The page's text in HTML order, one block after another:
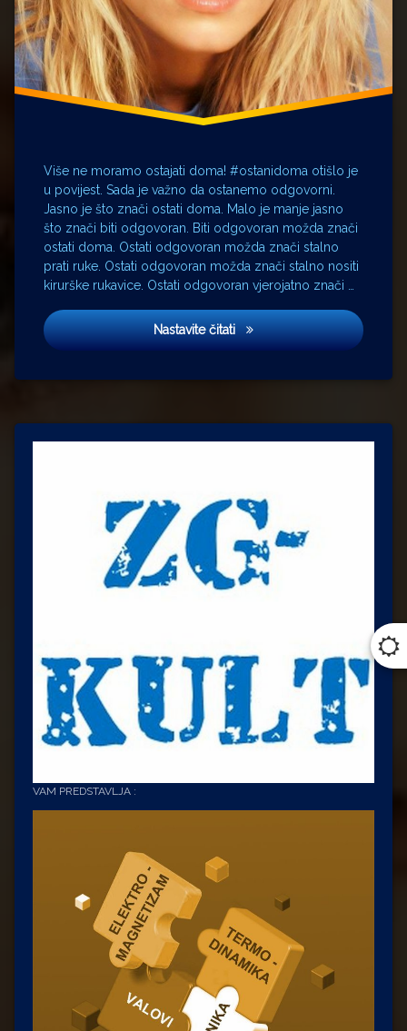
Više ne moramo ostajati doma! #ostanidoma otišlo je
u povijest. Sada je važno da ostanemo odgovorni.
Jasno je što znači ostati doma. Malo je manje jasno
što znači biti odgovoran. Biti odgovoran možda znači
ostati doma. Ostati odgovoran možda znači stalno
prati ruke. Ostati odgovoran možda znači stalno nositi
kirurške rukavice. Ostati odgovoran vjerojatno znači …
Nastavite čitatiOgledala duše
Vidošević
Rene
Descartes
Robert
Kumerle
socijalna
Veljko
Miljević
VAM PREDSTAVLJA :